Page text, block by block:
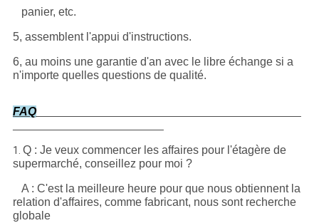
panier, etc.
5, assemblent l'appui d'instructions.
6, au moins une garantie d'an avec le libre échange si a
n'importe quelles questions de qualité.
FAQ
1. Q : Je veux commencer les affaires pour l'étagère de
supermarché, conseillez pour moi ?
A : C'est la meilleure heure pour que nous obtiennent la
relation d'affaires, comme fabricant, nous sont recherche
globale